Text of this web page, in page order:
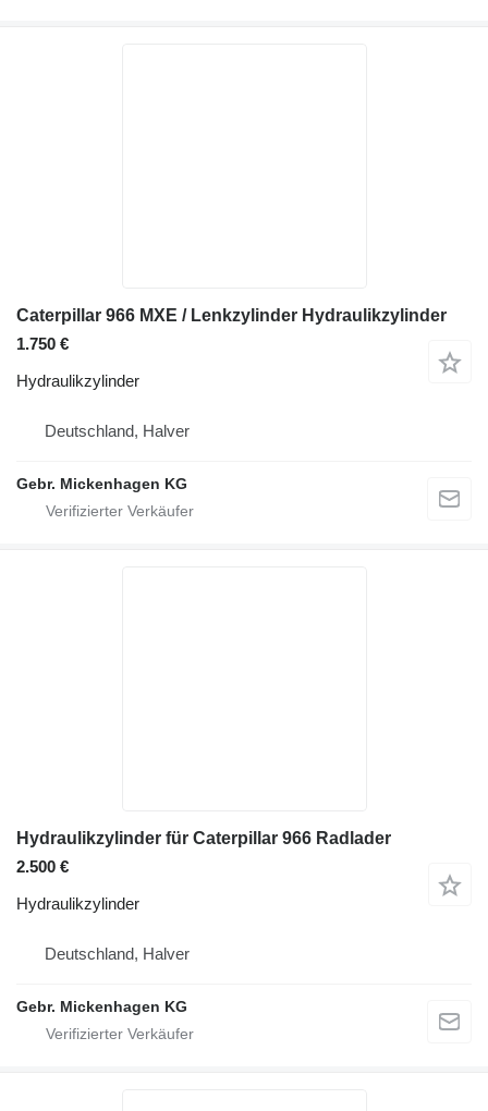
Caterpillar 966 MXE / Lenkzylinder Hydraulikzylinder
1.750 €
Hydraulikzylinder
Deutschland, Halver
Gebr. Mickenhagen KG
Hydraulikzylinder für Caterpillar 966 Radlader
2.500 €
Hydraulikzylinder
Deutschland, Halver
Gebr. Mickenhagen KG